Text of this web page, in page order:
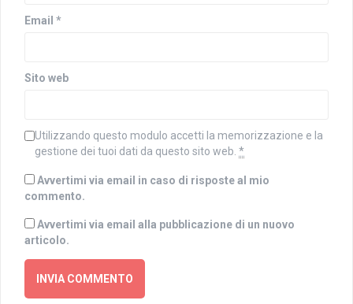
Email *
Sito web
Utilizzando questo modulo accetti la memorizzazione e la
gestione dei tuoi dati da questo sito web. *
Avvertimi via email in caso di risposte al mio
commento.
Avvertimi via email alla pubblicazione di un nuovo
articolo.